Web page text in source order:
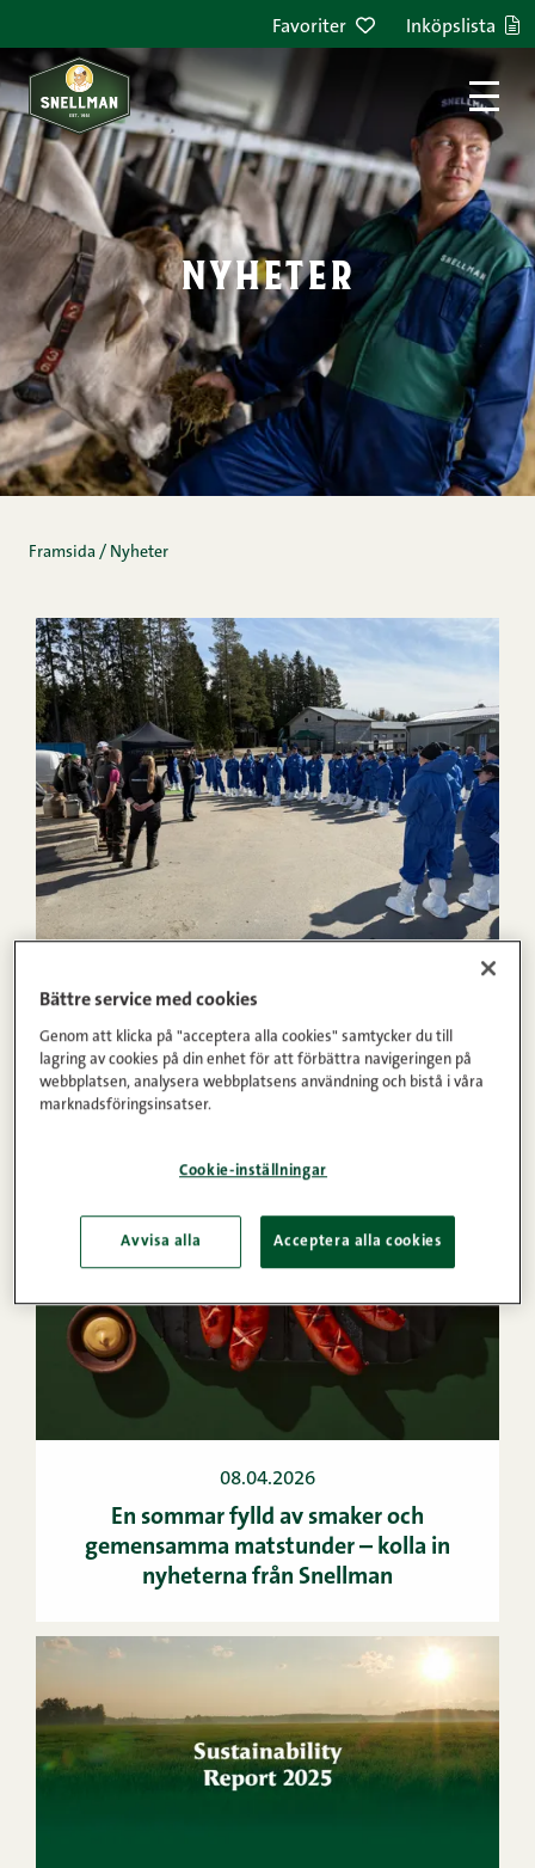
Favoriter Inköpslista
nyheter
Framsida / Nyheter
21.04.2026
Viinamäkis gård öppnade sina dörrar för
Snellmans utvecklingsdagar
08.04.2026
En sommar fylld av smaker och
gemensamma matstunder – kolla in
nyheterna från Snellman
Bättre service med cookies
Genom att klicka på "acceptera alla cookies" samtycker du till
lagring av cookies på din enhet för att förbättra navigeringen på
webbplatsen, analysera webbplatsens användning och bistå i våra
marknadsföringsinsatser.
Cookie-inställningar
Avvisa alla Acceptera alla cookies